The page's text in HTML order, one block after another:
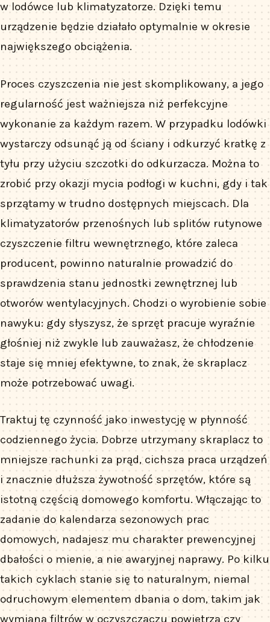
w lodówce lub klimatyzatorze. Dzięki temu
urządzenie będzie działało optymalnie w okresie
największego obciążenia.
Proces czyszczenia nie jest skomplikowany, a jego
regularność jest ważniejsza niż perfekcyjne
wykonanie za każdym razem. W przypadku lodówki
wystarczy odsunąć ją od ściany i odkurzyć kratkę z
tyłu przy użyciu szczotki do odkurzacza. Można to
zrobić przy okazji mycia podłogi w kuchni, gdy i tak
sprzątamy w trudno dostępnych miejscach. Dla
klimatyzatorów przenośnych lub splitów rutynowe
czyszczenie filtru wewnętrznego, które zaleca
producent, powinno naturalnie prowadzić do
sprawdzenia stanu jednostki zewnętrznej lub
otworów wentylacyjnych. Chodzi o wyrobienie sobie
nawyku: gdy słyszysz, że sprzęt pracuje wyraźnie
głośniej niż zwykle lub zauważasz, że chłodzenie
staje się mniej efektywne, to znak, że skraplacz
może potrzebować uwagi.
Traktuj tę czynność jako inwestycję w płynność
codziennego życia. Dobrze utrzymany skraplacz to
mniejsze rachunki za prąd, cichsza praca urządzeń
i znacznie dłuższa żywotność sprzętów, które są
istotną częścią domowego komfortu. Włączając to
zadanie do kalendarza sezonowych prac
domowych, nadajesz mu charakter prewencyjnej
dbałości o mienie, a nie awaryjnej naprawy. Po kilku
takich cyklach stanie się to naturalnym, niemal
odruchowym elementem dbania o dom, takim jak
wymiana filtrów w oczyszczaczu powietrza czy